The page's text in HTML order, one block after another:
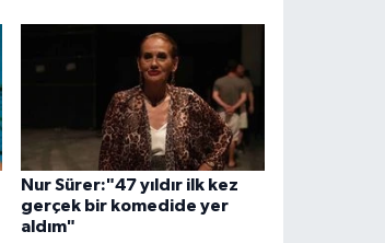
Nur Sürer:"47 yıldır ilk kez
gerçek bir komedide yer
aldım"